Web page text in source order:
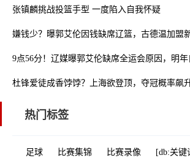
张镇麟挑战投篮手型 一度陷入自我怀疑
嫌钱少？曝郭艾伦因钱缺席辽篮，古德温加盟
9点56分！辽媒曝郭艾伦缺席全运会原因，明年
杜锋爱徒成香饽饽？上海欲登顶，夺冠概率飙
热门标签
足球 比赛集锦 比赛录像 [db:关键